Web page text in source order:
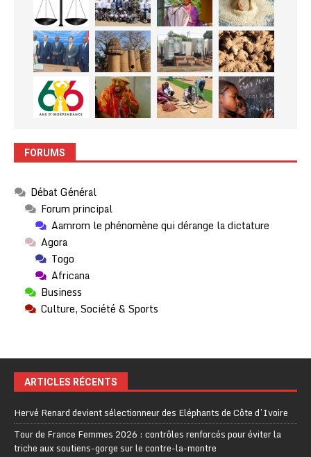
FORUMS
Débat Général
Forum principal
Aamrom le phénomène qui dérange la dictature
Agora
Togo
Africana
Business
Culture, Société & Sports
ARTICLES RÉCENTS
Hervé Renard devient sélectionneur des Eléphants de Côte d’Ivoire
Tour de France Femmes 2026 : contrôles renforcés pour éviter la
triche aux soutiens-gorge sur le contre-la-montre